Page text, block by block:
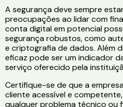
A segurança deve sempre
preocupações ao lidar com
conta digital em potencial
segurança robustos, como
e criptografia de dados. Além
eficaz pode ser um indicador
serviço oferecido pela
Certifique-se de que a
cliente acessível e
qualquer problema técnico ou